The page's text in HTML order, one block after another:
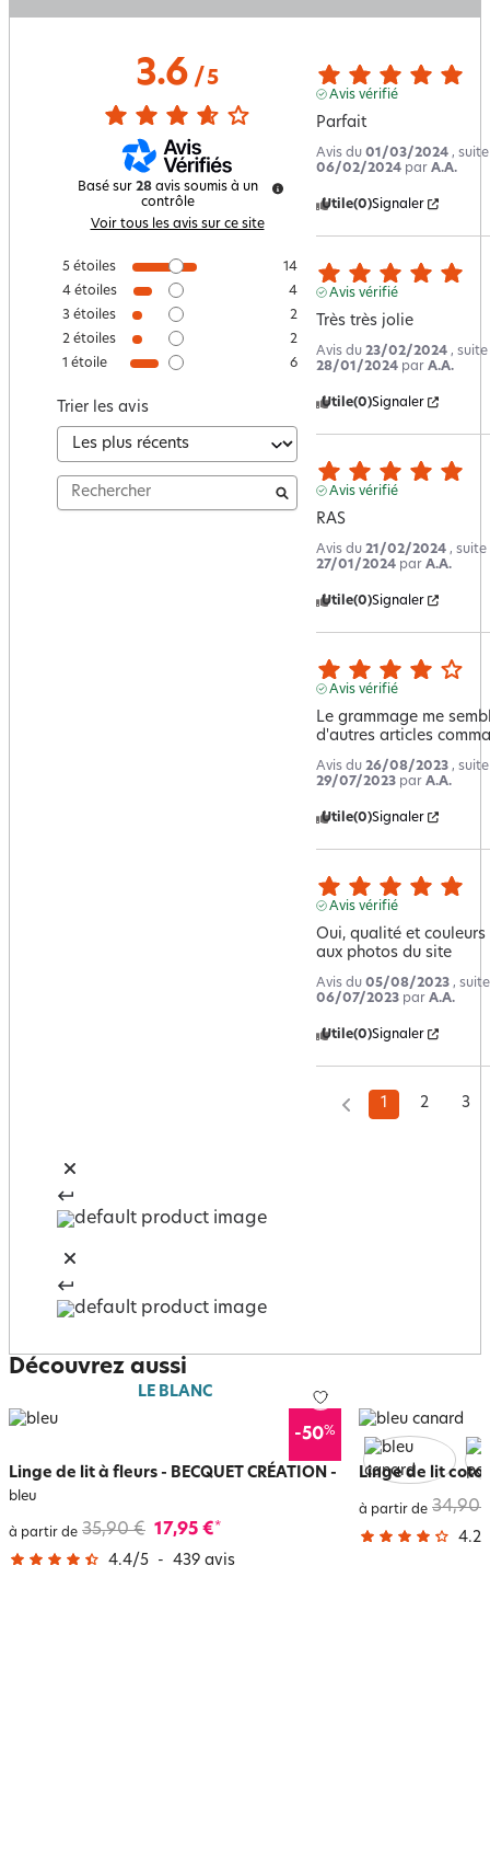
3.6/ 5
Basé sur 28 avis soumis à un
contrôle
Voir tous les avis sur ce site
5 étoiles
14
4 étoiles
4
3 étoiles
2
2 étoiles
2
1 étoile 6
Trier les avis
Avis vérifié
Parfait
Avis du 01/03/2024 ,
06/02/2024 par A.A.
Utile(0)Signaler
Avis vérifié
Très très jolie
Avis du 23/02/2024 ,
28/01/2024 par A.A.
Utile(0)Signaler
Avis vérifié
RAS
Avis du 21/02/2024 , suite
27/01/2024 par A.A.
Utile(0)Signaler
Avis vérifié
Le grammage me
d'autres articles
Avis du 26/08/2023 ,
29/07/2023 par A.A.
Utile(0)Signaler
Avis vérifié
Oui, qualité et
aux photos du site
Avis du 05/08/2023 ,
06/07/2023 par A.A.
Utile(0)Signaler
1 2 3
Découvrez aussi
LE BLANC
-50%
Linge de lit à fleurs - BECQUET CRÉATION -
bleu
à partir de 35,90 € 17,95 €*
4.4/5 - 439 avis
Linge de lit
à partir de 34,90
4.2